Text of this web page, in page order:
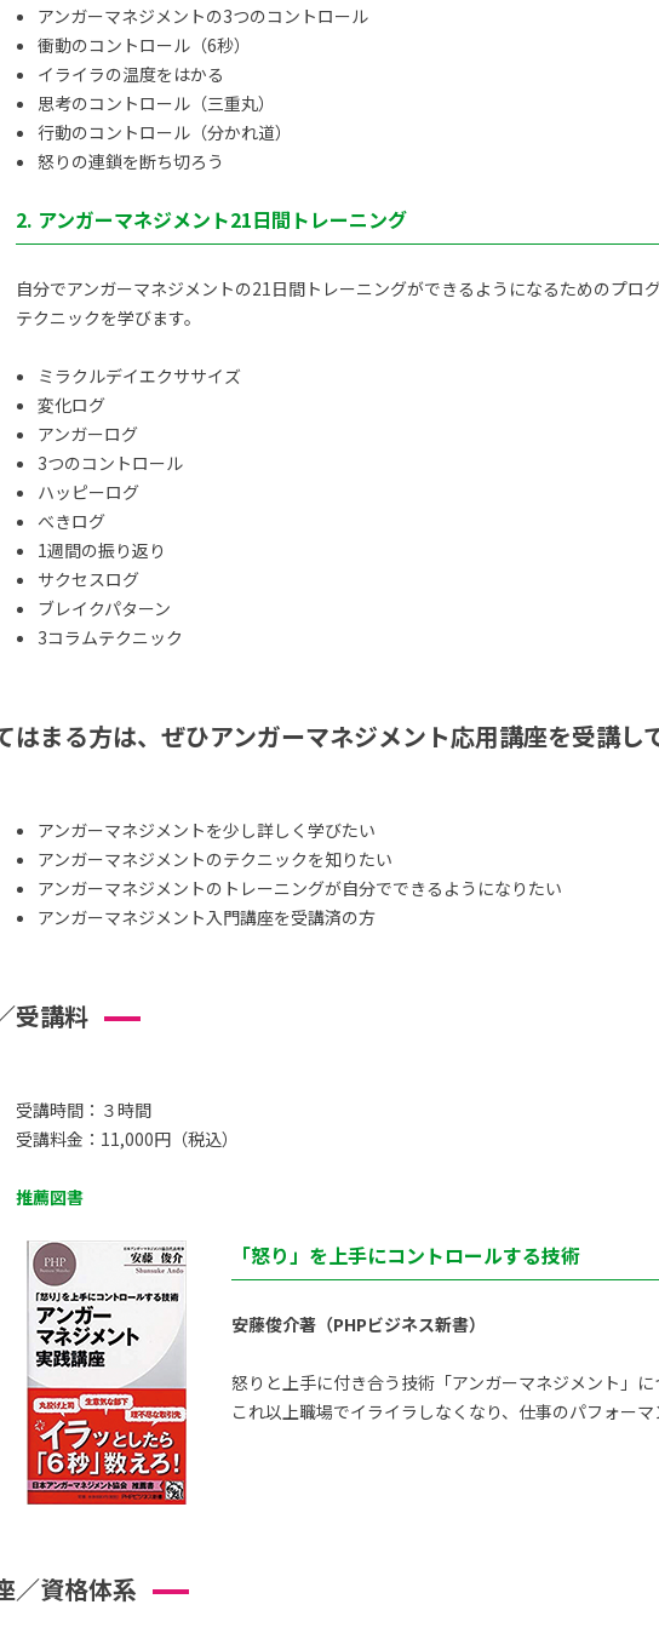
アンガーマネジメントの3つのコントロール
衝動のコントロール（6秒）
イライラの温度をはかる
思考のコントロール（三重丸）
行動のコントロール（分かれ道）
怒りの連鎖を断ち切ろう
2. アンガーマネジメント21日間トレーニング
自分でアンガーマネジメントの21日間トレーニングができるようになるためのプロ
テクニックを学びます。
ミラクルデイエクササイズ
変化ログ
アンガーログ
3つのコントロール
ハッピーログ
べきログ
1週間の振り返り
サクセスログ
ブレイクパターン
3コラムテクニック
はまる方は、ぜひアンガーマネジメント応用講座を受講し
アンガーマネジメントを少し詳しく学びたい
アンガーマネジメントのテクニックを知りたい
アンガーマネジメントのトレーニングが自分でできるようになりたい
アンガーマネジメント入門講座を受講済の方
受講料
受講時間：３時間
受講料金：11,000円（税込）
推薦図書
「怒り」を上手にコントロールする技術
安藤俊介著（PHPビジネス新書）
怒りと上手に付き合う技術「アンガーマネジメント」
これ以上職場でイライラしなくなり、仕事のパフォー
／資格体系